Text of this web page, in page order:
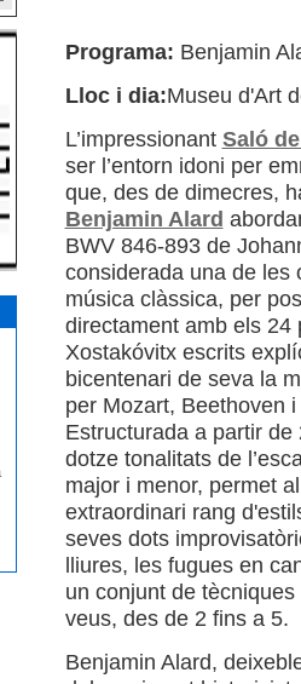
Programa: Benjamin
Lloc i dia:Museu d'Art
L’impressionant Saló
ser l’entorn idoni per
que, des de dimecres,
Benjamin Alard
BWV 846-893 de
considerada una de les
música clàssica, per
directament amb els 24
Xostakóvitx escrits
bicentenari de seva la
per Mozart, Beethoven
Estructurada a partir
dotze tonalitats de
major i menor, permet
extraordinari rang
seves dots
lliures, les fugues en
un conjunt de
veus, des de 2 fins a 5.
Benjamin Alard,